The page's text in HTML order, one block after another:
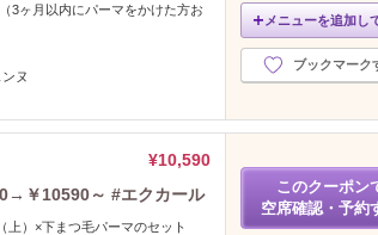
3ヶ月以内にパーマをかけた方お
ヌ
メニューを追加し
ブックマーク
¥10,590
￥10590～ #エクカール
上）×下まつ毛パーマのセット
このクーポン
空席確認・予約